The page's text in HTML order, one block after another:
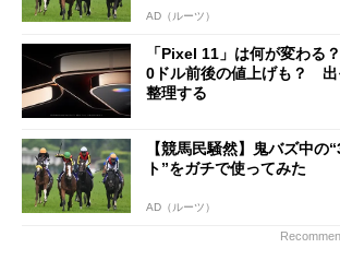
AD（ルーツ）
「Pixel 11」は何が変わ
0ドル前後の値上げも？ 出
整理する
【競馬民騒然】鬼バズ中の
ト”をガチで使ってみた
AD（ルーツ）